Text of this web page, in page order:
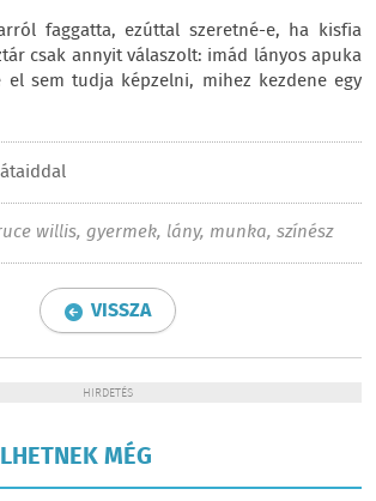
faggatta, ezúttal szeretné-e, ha kisfia
csak annyit válaszolt: imád lányos apuka
el sem tudja képzelni, mihez kezdene egy
willis, gyermek, lány, munka, színész
VISSZA
HIRDETÉS
MÉG